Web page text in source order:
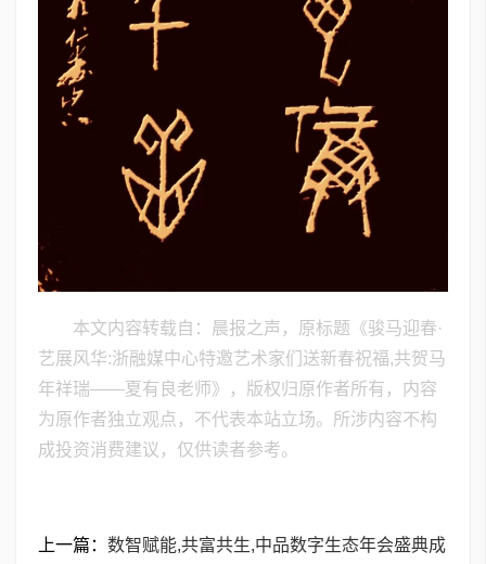
本文内容转载自：晨报之声，原标题《骏马迎春·
艺展风华:浙融媒中心特邀艺术家们送新春祝福,共贺马
年祥瑞——夏有良老师》，版权归原作者所有，内容
为原作者独立观点，不代表本站立场。所涉内容不构
成投资消费建议，仅供读者参考。
上一篇： 数智赋能,共富共生,中品数字生态年会盛典成